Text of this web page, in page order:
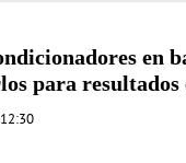
en
para resultados